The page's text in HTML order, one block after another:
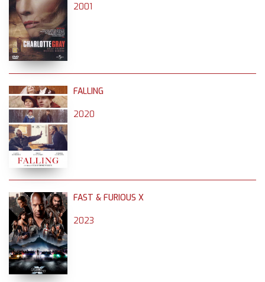
2001
FALLING
2020
FAST & FURIOUS X
2023